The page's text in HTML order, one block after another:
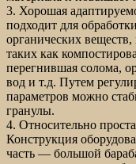
3. Хорошая
подходит для
органических
таких как
перегнившая солома,
вод и т.д. Путем
параметров можно
гранулы.
4. Относительно
Конструкция
часть — большой